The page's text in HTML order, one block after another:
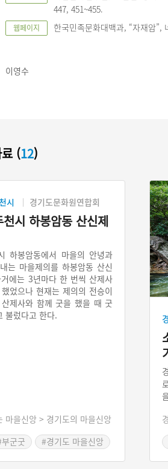
447, 451~455.
웹페이지 한국민족문화대백과, “자재암
이영수
(12)
시 경기도문화원연합회
시 하봉암동 산신제
하봉암동에서 마을의 안녕과
는 마을제의를 하봉암동 산신
에는 3년마다 한 번씩 산제사
었으나 현재는 제의의 전승이
제사와 함께 굿을 했을 때 굿
불렀다고 한다.
마을신앙 > 경기도의 마을신앙
군굿 #경기도 마을신앙